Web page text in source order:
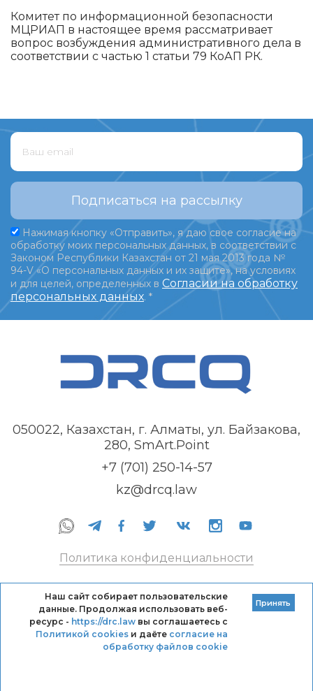
Комитет по информационной безопасности
МЦРИАП в настоящее время рассматривает
вопрос возбуждения административного дела в
соответствии с частью 1 статьи 79 КоАП РК.
Подписаться на рассылку
Нажимая кнопку «Отправить», я даю свое согласие на
обработку моих персональных данных, в соответствии с
Законом Республики Казахстан от 21 мая 2013 года №
94-V «О персональных данных и их защите», на условиях
и для целей, определенных в Согласии на обработку
персональных данных. *
050022, Казахстан, г. Алматы, ул. Байзакова,
280, SmArt.Point
+7 (701) 250-14-57
kz@drcq.law
Политика конфиденциальности
Кодекс профессиональной этики DRC
Правила оказания услуг
Наш сайт собирает пользовательские
данные. Продолжая использовать веб-
ресурс - https://drc.lawвы соглашаетесь с
Политикой cookiesи даёте согласие на
обработку файлов cookie
Принять